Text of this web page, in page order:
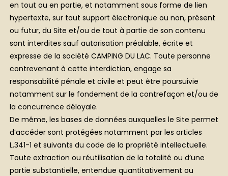
en tout ou en partie, et notamment sous forme de lien
hypertexte, sur tout support électronique ou non, présent
ou futur, du Site et/ou de tout à partie de son contenu
sont interdites sauf autorisation préalable, écrite et
expresse de la société CAMPING DU LAC. Toute personne
contrevenant à cette interdiction, engage sa
responsabilité pénale et civile et peut être poursuivie
notamment sur le fondement de la contrefaçon et/ou de
la concurrence déloyale.
De même, les bases de données auxquelles le Site permet
d’accéder sont protégées notamment par les articles
L.341-1 et suivants du code de la propriété intellectuelle.
Toute extraction ou réutilisation de la totalité ou d’une
partie substantielle, entendue quantitativement ou